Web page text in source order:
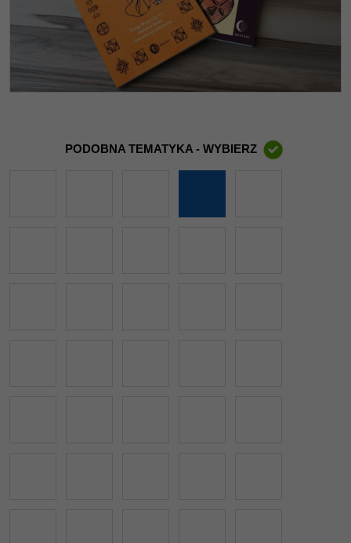
PODOBNA TEMATYKA - WYBIERZ